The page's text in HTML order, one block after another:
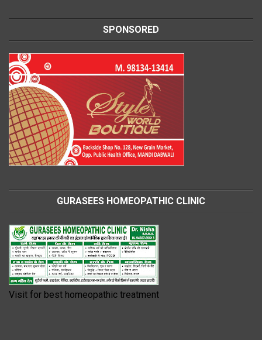
SPONSORED
GURASEES HOMEOPATHIC CLINIC
Visit for best homeopathic treatment